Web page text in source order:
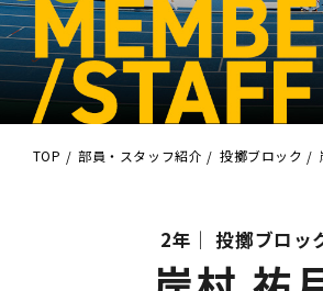
TOP 部員・スタッフ紹介 投擲ブロック
2年 投擲ブロッ